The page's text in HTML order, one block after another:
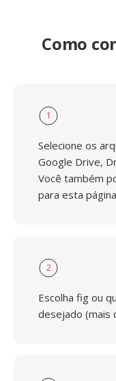
Como
1
Selecione os
Google Drive,
Você também
para esta
2
Escolha fig ou
desejado (mais